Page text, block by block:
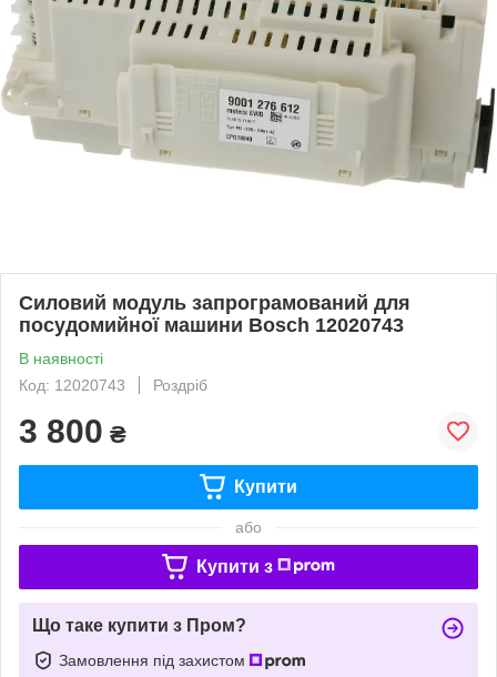
Силовий модуль запрограмований для
посудомийної машини Bosch 12020743
В наявності
Код: 12020743
Роздріб
3 800 ₴
Купити
або
Купити з
Що таке купити з Пром?
Замовлення під захистом